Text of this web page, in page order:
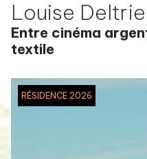
Louise
Entre cinéma
textile
RÉSIDENCE 2026